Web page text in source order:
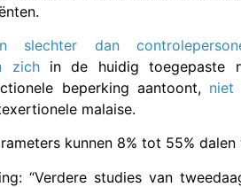
slechter dan
zichin de huidig toegepaste
beperking aantoont,niet
malaise.
kunnen 8% tot 55%
“Verdere studies van